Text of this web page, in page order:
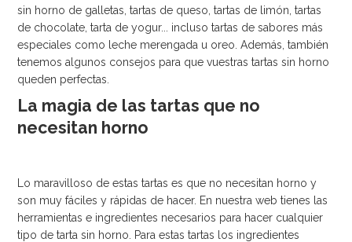
sin horno de galletas, tartas de queso, tartas de limón, tartas
de chocolate, tarta de yogur... incluso tartas de sabores más
especiales como leche merengada u oreo. Además, también
tenemos algunos consejos para que vuestras tartas sin horno
queden perfectas.
La magia de las tartas que no
necesitan horno
Lo maravilloso de estas tartas es que no necesitan horno y
son muy fáciles y rápidas de hacer. En nuestra web tienes las
herramientas e ingredientes necesarios para hacer cualquier
tipo de tarta sin horno. Para estas tartas los ingredientes